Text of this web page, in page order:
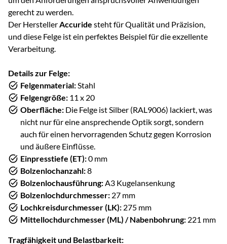
gerecht zu werden.
Der HerstellerAccuride steht für Qualität und Präzision,
und diese Felge ist ein perfektes Beispiel für die exzellente
Verarbeitung.
Details zur Felge:
Felgenmaterial:Stahl
Felgengröße: 11 x 20
Oberfläche: Die Felge ist Silber (RAL9006) lackiert, was
nicht nur für eine ansprechende Optik sorgt, sondern
auch für einen hervorragenden Schutz gegen Korrosion
und äußere Einflüsse.
Einpresstiefe (ET):0 mm
Bolzenlochanzahl:8
Bolzenlochausführung:A3 Kugelansenkung
Bolzenlochdurchmesser: 27 mm
Lochkreisdurchmesser (LK): 275 mm
Mittellochdurchmesser (ML) / Nabenbohrung: 221 mm
Tragfähigkeit und Belastbarkeit: